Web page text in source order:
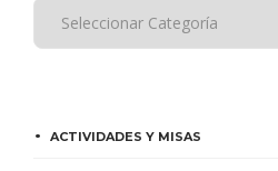
ACTIVIDADES Y MISAS